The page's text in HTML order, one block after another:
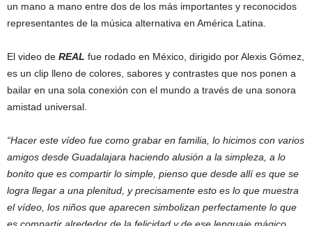
un mano a mano entre dos de los más importantes y reconocidos
representantes de la música alternativa en América Latina.
El video de REAL fue rodado en México, dirigido por Alexis Gómez,
es un clip lleno de colores, sabores y contrastes que nos ponen a
bailar en una sola conexión con el mundo a través de una sonora
amistad universal.
“Hacer este vídeo fue como grabar en familia, lo hicimos con varios
amigos desde Guadalajara haciendo alusión a la simpleza, a lo
bonito que es compartir lo simple, pienso que desde allí es que se
logra llegar a una plenitud, y precisamente esto es lo que muestra
el vídeo, los niños que aparecen simbolizan perfectamente lo que